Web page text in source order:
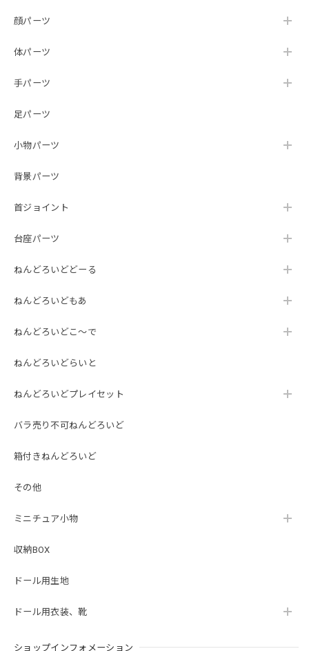
顔パーツ
体パーツ
手パーツ
足パーツ
小物パーツ
背景パーツ
首ジョイント
台座パーツ
ねんどろいどどーる
ねんどろいどもあ
ねんどろいどこ～で
ねんどろいどらいと
ねんどろいどプレイセット
バラ売り不可ねんどろいど
箱付きねんどろいど
その他
ミニチュア小物
収納BOX
ドール用生地
ドール用衣装、靴
ショップインフォメーション